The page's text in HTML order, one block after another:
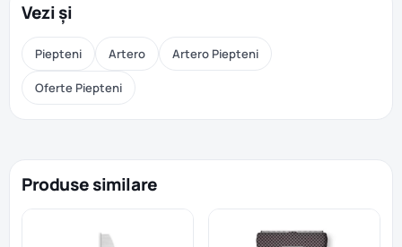
Vezi și
Piepteni Artero Artero Piepteni
Oferte Piepteni
Produse similare